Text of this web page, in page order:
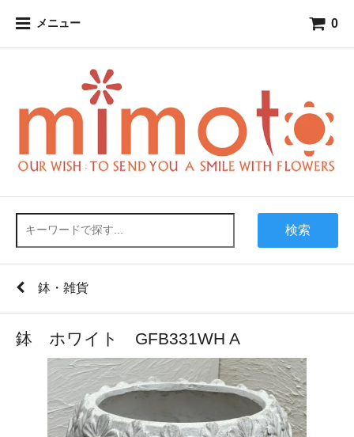
メニュー 0
検索
鉢・雑貨
鉢 ホワイト GFB331WH A